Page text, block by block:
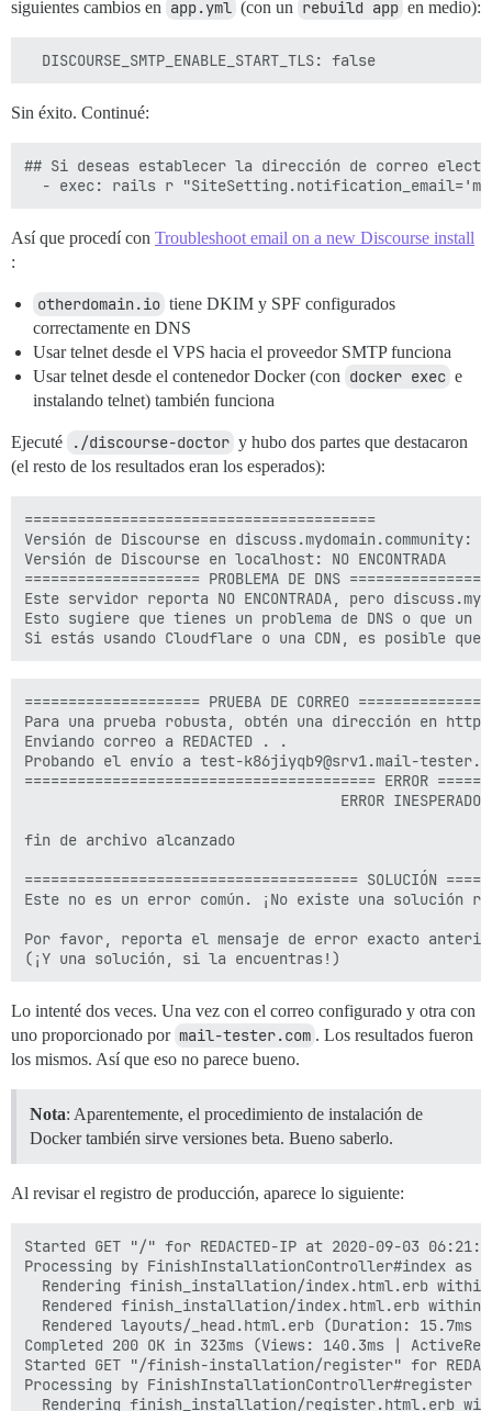
siguientes cambios en app.yml (con un rebuild app en medio):
Sin éxito. Continué:
## Si deseas establecer la dirección de correo
Así que procedí con Troubleshoot email on a new Discourse install
:
otherdomain.io tiene DKIM y SPF configurados
correctamente en DNS
Usar telnet desde el VPS hacia el proveedor SMTP funciona
Usar telnet desde el contenedor Docker (con docker exec e
instalando telnet) también funciona
Ejecuté ./discourse-doctor y hubo dos partes que destacaron
(el resto de los resultados eran los esperados):
========================================
Versión de Discourse en
Versión de Discourse en localhost: NO ENCONTRADA
==================== PROBLEMA DE DNS
Este servidor reporta NO ENCONTRADA, pero
Esto sugiere que tienes un problema de DNS o que
==================== PRUEBA DE CORREO
Para una prueba robusta, obtén una dirección en
Enviando correo a REDACTED . .
Probando el envío a test-k86jiyqb9@srv1.mail-
======================================== ERROR
                                    ERROR INESPERADO
fin de archivo alcanzado
====================================== SOLUCIÓN
Este no es un error común. ¡No existe una solución
Por favor, reporta el mensaje de error exacto
Lo intenté dos veces. Una vez con el correo configurado y otra con
uno proporcionado por mail-tester.com . Los resultados fueron
los mismos. Así que eso no parece bueno.
Nota: Aparentemente, el procedimiento de instalación de
Docker también sirve versiones beta. Bueno saberlo.
Al revisar el registro de producción, aparece lo siguiente:
Started GET "/" for REDACTED-IP at 2020-09-03
Processing by FinishInstallationController#index as
Rendering finish_installation/index.html.erb
Rendered finish_installation/index.html.erb
Rendered layouts/_head.html.erb (Duration: 15.7ms
Completed 200 OK in 323ms (Views: 140.3ms |
Started GET "/finish-installation/register" for
Processing by FinishInstallationController#register as
Rendering finish_installation/register.html.erb